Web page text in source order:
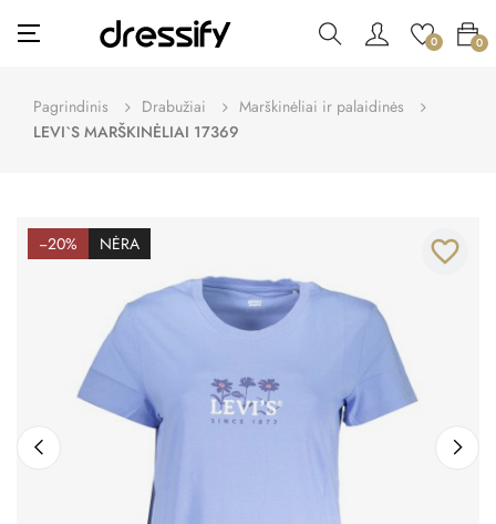
Toggle
navigation
☰ 0 0
Pagrindinis Drabužiai
Marškinėliai ir palaidinės
LEVI`S MARŠKINĖLIAI 17369
−20% NĖRA favorite_border